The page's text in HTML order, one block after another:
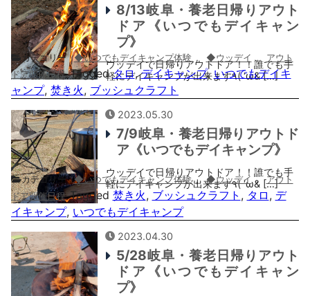
8/13岐阜・養老日帰りアウト
ドア《いつでもデイキャン
プ》
ウッデイで日帰りアウトドア！！誰でも手
軽にデイキャンプが出来ます٩( ‘ω& […]
カテゴリー ◆いつでもデイキャンプ体験 , ◆ウッデイ , アウト
ドア開催日程 Taggedタロ,デイキャンプ,いつでもデイキ
ャンプ, 焚き火, ブッシュクラフト
2023.05.30
7/9岐阜・養老日帰りアウトド
ア《いつでもデイキャンプ》
ウッデイで日帰りアウトドア！！誰でも手
軽にデイキャンプが出来ます٩( ‘ω& […]
カテゴリー ◆いつでもデイキャンプ体験 , ◆ウッデイ , アウト
ドア開催日程 Tagged 焚き火, ブッシュクラフト , タロ , デ
イキャンプ, いつでもデイキャンプ
2023.04.30
5/28岐阜・養老日帰りアウト
ドア《いつでもデイキャン
プ》